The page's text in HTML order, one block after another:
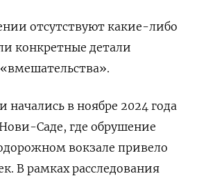
отсутствуют какие-либо
конкретные детали
начались в ноябре 2024 года
Саде, где обрушение
вокзале привело
В рамках расследования